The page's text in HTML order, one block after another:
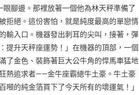
腳邊。那裡放著一個他為林天秤準備了
拒絕。這份害怕，就是純度最高的單戀情
輸入口。機器發出刺耳的尖叫，接著，彈
提升天秤座運勢！」在機器的頂部，一個
了金色、裝飾著巨大公牛角的悍馬車猛地
熱追求者——金牛座霸總牛土豪。牛土豪
的純金箔買下了今天所有的壞運氣！」